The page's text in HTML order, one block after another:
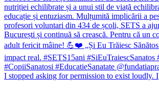
I stopped asking for permission to exist loudly. I